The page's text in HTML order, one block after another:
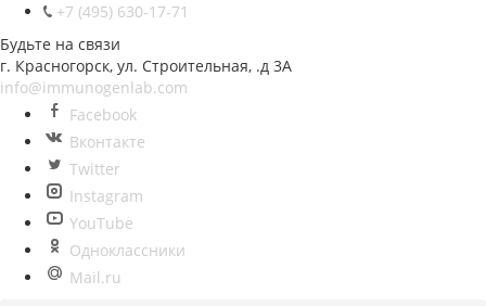
+7 (495) 630-17-71
Будьте на связи
г. Красногорск, ул. Строительная, .д 3А
info@immunogenlab.com
Facebook
Вконтакте
Twitter
Instagram
YouTube
Одноклассники
Mail.ru